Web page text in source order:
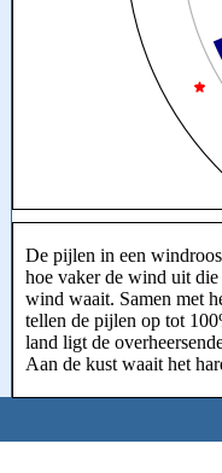
De pijlen in een
hoe vaker de wind uit
wind waait. Samen met
tellen de pijlen op tot
land ligt de
Aan de kust waait het